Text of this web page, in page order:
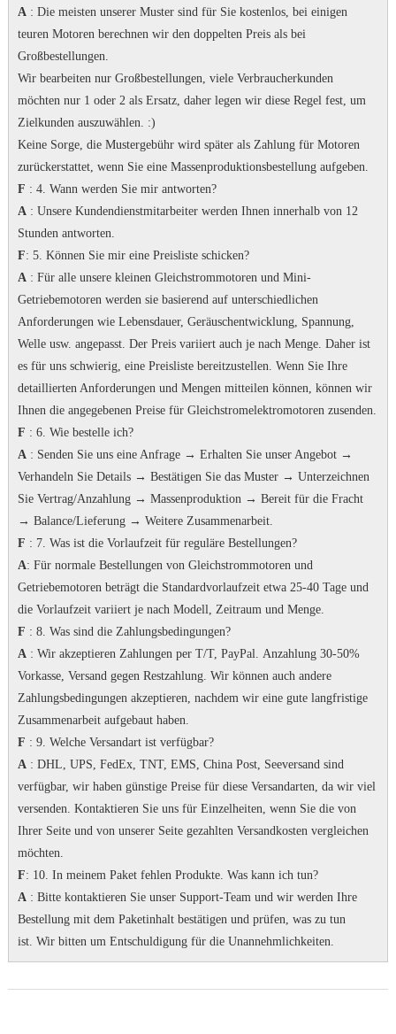
A: Die meisten unserer Muster sind für Sie kostenlos, bei einigen
teuren Motoren berechnen wir den doppelten Preis als bei
Großbestellungen.
Wir bearbeiten nur Großbestellungen, viele Verbraucherkunden
möchten nur 1 oder 2 als Ersatz, daher legen wir diese Regel fest, um
Zielkunden auszuwählen. :)
Keine Sorge, die Mustergebühr wird später als Zahlung für Motoren
zurückerstattet, wenn Sie eine Massenproduktionsbestellung aufgeben.
F : 4. Wann werden Sie mir antworten?
A: Unsere Kundendienstmitarbeiter werden Ihnen innerhalb von 12
Stunden antworten.
F: 5. Können Sie mir eine Preisliste schicken?
A: Für alle unsere kleinen Gleichstrommotoren und Mini-
Getriebemotoren werden sie basierend auf unterschiedlichen
Anforderungen wie Lebensdauer, Geräuschentwicklung, Spannung,
Welle usw. angepasst. Der Preis variiert auch je nach Menge. Daher ist
es für uns schwierig, eine Preisliste bereitzustellen. Wenn Sie Ihre
detaillierten Anforderungen und Mengen mitteilen können, können wir
Ihnen die angegebenen Preise für Gleichstromelektromotoren zusenden.
F : 6. Wie bestelle ich?
A: Senden Sie uns eine Anfrage → Erhalten Sie unser Angebot →
Verhandeln Sie Details → Bestätigen Sie das Muster → Unterzeichnen
Sie Vertrag/Anzahlung → Massenproduktion → Bereit für die Fracht
→ Balance/Lieferung → Weitere Zusammenarbeit.
F : 7. Was ist die Vorlaufzeit für reguläre Bestellungen?
A: Für normale Bestellungen von Gleichstrommotoren und
Getriebemotoren beträgt die Standardvorlaufzeit etwa 25-40 Tage und
die Vorlaufzeit variiert je nach Modell, Zeitraum und Menge.
F : 8. Was sind die Zahlungsbedingungen?
A: Wir akzeptieren Zahlungen per T/T, PayPal. Anzahlung 30-50%
Vorkasse, Versand gegen Restzahlung. Wir können auch andere
Zahlungsbedingungen akzeptieren, nachdem wir eine gute langfristige
Zusammenarbeit aufgebaut haben.
F : 9. Welche Versandart ist verfügbar?
A: DHL, UPS, FedEx, TNT, EMS, China Post, Seeversand sind
verfügbar, wir haben günstige Preise für diese Versandarten, da wir viel
versenden. Kontaktieren Sie uns für Einzelheiten, wenn Sie die von
Ihrer Seite und von unserer Seite gezahlten Versandkosten vergleichen
möchten.
F: 10. In meinem Paket fehlen Produkte. Was kann ich tun?
A: Bitte kontaktieren Sie unser Support-Team und wir werden Ihre
Bestellung mit dem Paketinhalt bestätigen und prüfen, was zu tun
ist. Wir bitten um Entschuldigung für die Unannehmlichkeiten.